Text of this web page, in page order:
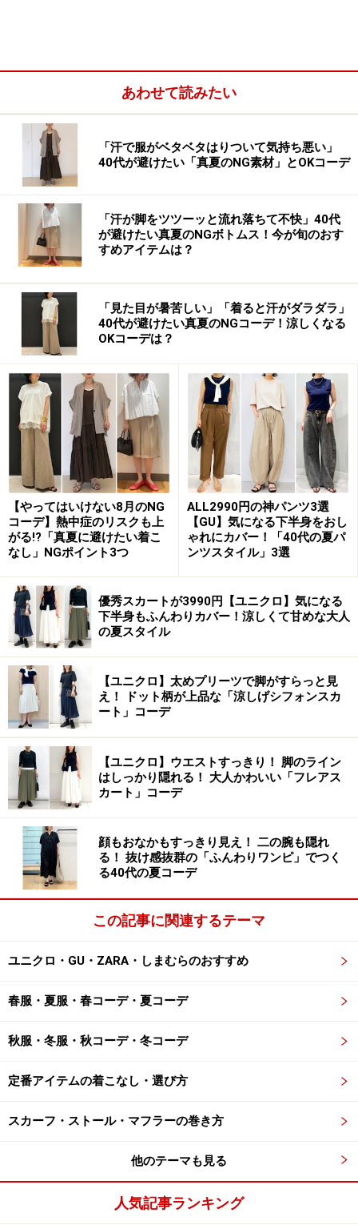
ブルー×グレーで爽やかなレイヤードコーデに 出典：
StyleHint
ブルー×グレーは程よい明るさがあって、相性のいい配
色。写真のようにグレーのジレの中にブルーのシャツを
着ると、爽やかで清潔感のある印象に。デニムもラフに
なり過ぎず、大人にちょうどいいバランスのカジュアル
コーデに仕上がっています。
シャツの袖口をロールアップするテクニックは、より軽
やかに見えるうえに体温調節もできておすすめ。足もと
を白系にまとめると、抜け感がアップします。
2. メンズライク×フェミニンのミックスコー
デでおしゃれ見え
メンズライクなジレにフェミニンなワンピースでミックスコ
ーデ 出典：StyleHint
テーラード風のかっちりとしたデザインのジレだからこ
そ、あえて写真のようなプリントワンピースのフェミニ
ンなアイテムを合わせるとテイストがミックスされて、
いつもと違った着こなしが楽しめます。
足もとにボリュームのあるブーツを合わせることで、ス
カートの甘さが際立ち、ミックスコーデの仕上げにも。
ワンピースはジレと同系色を選ぶと、統一感が出しやす
くなりますね。
実はこちらのコーデは、ジレの下にストレッチ性のある
きれいめジャケットを着ています。まだ少し寒いなとい
う時には、こんな風にアウターをジレの下にプラスする
着こなしもおすすめです。
3. 肌見せ×上下ゆったりのサイズ感でスタイ
リッシュに
ジレ、タック入りワイドパンツとともにゆったりとしたサイ
ズ感でそろえて 出典：StyleHint
ースリーブを合わせて、腕を出す着こなしもいいです
ね。ジレ自体がメンズライクなアイテムなので、デコル
テや腕を見せることで女性らしさがプラスされ、スタイ
あわせて読みたい
「汗で服がベタベタはりついて気持ち悪い」
40代が避けたい「真夏のNG素材」とOKコーデ
「汗が脚をツツーッと流れ落ちて不快」40代
が避けたい真夏のNGボトムス！今が旬のおす
すめアイテムは？
「見た目が暑苦しい」「着ると汗がダラダラ」
40代が避けたい真夏のNGコーデ！涼しくなる
OKコーデは？
【やってはいけない8月のNG
コーデ】熱中症のリスクも上
がる!?「真夏に避けたい着こ
なし」NGポイント3つ
ALL2990円の神パンツ3選
【GU】気になる下半身をおし
ゃれにカバー！「40代の夏パ
ンツスタイル」3選
優秀スカートが3990円【ユニクロ】気になる
下半身もふんわりカバー！涼しくて甘めな大人
の夏スタイル
【ユニクロ】太めプリーツで脚がすらっと見
え！ ドット柄が上品な「涼しげシフォンスカ
ート」コーデ
【ユニクロ】ウエストすっきり！ 脚のライン
はしっかり隠れる！ 大人かわいい「フレアス
カート」コーデ
顔もおなかもすっきり見え！ 二の腕も隠れ
る！ 抜け感抜群の「ふんわりワンピ」でつく
る40代の夏コーデ
この記事に関連するテーマ
ユニクロ・GU・ZARA・しまむらのおすすめ
春服・夏服・春コーデ・夏コーデ
秋服・冬服・秋コーデ・冬コーデ
定番アイテムの着こなし・選び方
スカーフ・ストール・マフラーの巻き方
他のテーマも見る
人気記事ランキング